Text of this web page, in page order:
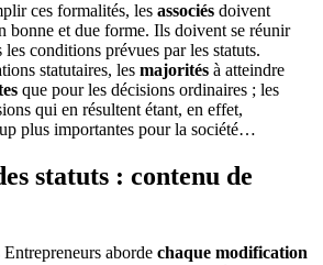
ces formalités, les associés doivent
bonne et due forme. Ils doivent se réunir
conditions prévues par les statuts.
statutaires, les majorités à atteindre
que pour les décisions ordinaires ; les
qui en résultent étant, en effet,
plus importantes pour la société…
statuts : contenu de
aborde chaque modification